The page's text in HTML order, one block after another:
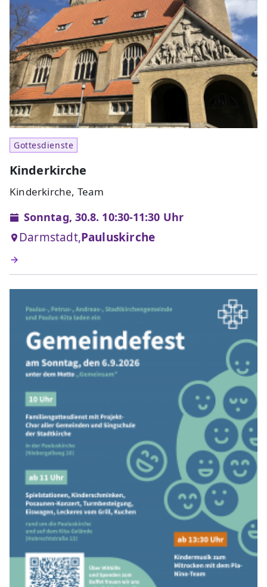
Gottesdienste
Kinderkirche
Kinderkirche, Team
Sonntag, 30.8. 10:30-11:30 Uhr
Darmstadt,Pauluskirche